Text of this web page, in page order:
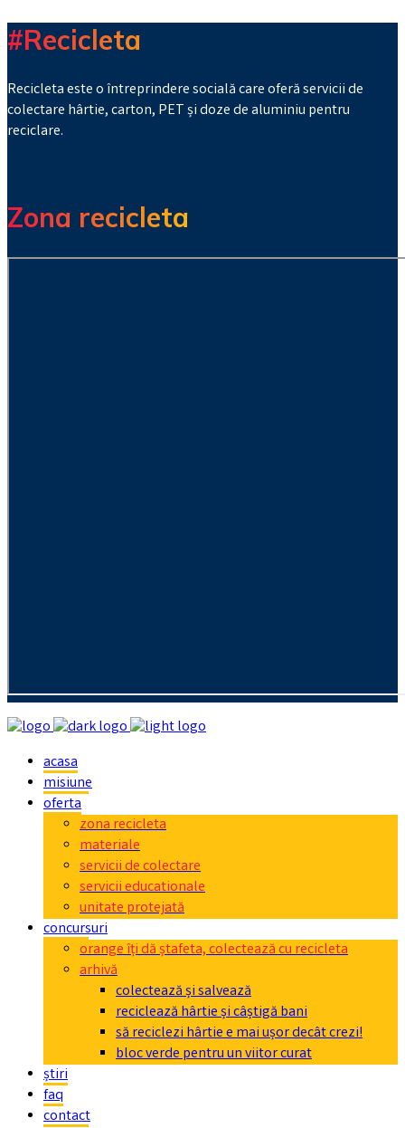
#Recicleta
Recicleta este o întreprindere socială care oferă servicii de
colectare hârtie, carton, PET și doze de aluminiu pentru
reciclare.
Zona recicleta
acasa
misiune
oferta
zona recicleta
materiale
servicii de colectare
servicii educationale
unitate protejată
concursuri
orange îți dă ștafeta, colectează cu recicleta
arhivă
colectează și salvează
reciclează hârtie și câștigă bani
să reciclezi hârtie e mai ușor decât crezi!
bloc verde pentru un viitor curat
știri
faq
contact